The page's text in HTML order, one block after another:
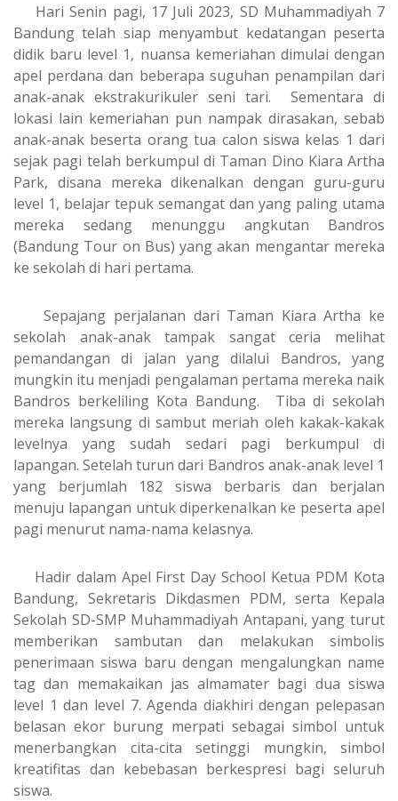
Hari Senin pagi, 17 Juli 2023, SD Muhammadiyah 7
Bandung telah siap menyambut kedatangan peserta
didik baru level 1, nuansa kemeriahan dimulai dengan
apel perdana dan beberapa suguhan penampilan dari
anak-anak ekstrakurikuler seni tari. Sementara di
lokasi lain kemeriahan pun nampak dirasakan, sebab
anak-anak beserta orang tua calon siswa kelas 1 dari
sejak pagi telah berkumpul di Taman Dino Kiara Artha
Park, disana mereka dikenalkan dengan guru-guru
level 1, belajar tepuk semangat dan yang paling utama
mereka sedang menunggu angkutan Bandros
(Bandung Tour on Bus) yang akan mengantar mereka
ke sekolah di hari pertama.
Sepajang perjalanan dari Taman Kiara Artha ke
sekolah anak-anak tampak sangat ceria melihat
pemandangan di jalan yang dilalui Bandros, yang
mungkin itu menjadi pengalaman pertama mereka naik
Bandros berkeliling Kota Bandung. Tiba di sekolah
mereka langsung di sambut meriah oleh kakak-kakak
levelnya yang sudah sedari pagi berkumpul di
lapangan. Setelah turun dari Bandros anak-anak level 1
yang berjumlah 182 siswa berbaris dan berjalan
menuju lapangan untuk diperkenalkan ke peserta apel
pagi menurut nama-nama kelasnya.
Hadir dalam Apel First Day School Ketua PDM Kota
Bandung, Sekretaris Dikdasmen PDM, serta Kepala
Sekolah SD-SMP Muhammadiyah Antapani, yang turut
memberikan sambutan dan melakukan simbolis
penerimaan siswa baru dengan mengalungkan name
tag dan memakaikan jas almamater bagi dua siswa
level 1 dan level 7. Agenda diakhiri dengan pelepasan
belasan ekor burung merpati sebagai simbol untuk
menerbangkan cita-cita setinggi mungkin, simbol
kreatifitas dan kebebasan berkespresi bagi seluruh
siswa.